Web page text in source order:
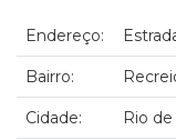
Endereço:
Bairro:
Cidade: Rio